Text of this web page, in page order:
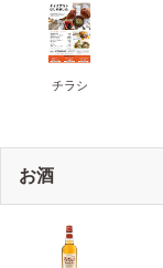
チラシ
お酒